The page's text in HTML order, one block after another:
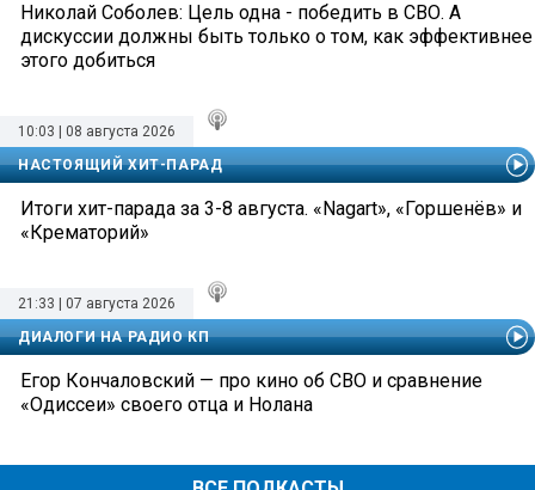
Николай Соболев: Цель одна - победить в СВО. А
дискуссии должны быть только о том, как эффективнее
этого добиться
10:03 | 08 августа 2026
НАСТОЯЩИЙ ХИТ-ПАРАД
Итоги хит-парада за 3-8 августа. «Nagart», «Горшенёв» и
«Крематорий»
21:33 | 07 августа 2026
ДИАЛОГИ НА РАДИО КП
Егор Кончаловский — про кино об СВО и сравнение
«Одиссеи» своего отца и Нолана